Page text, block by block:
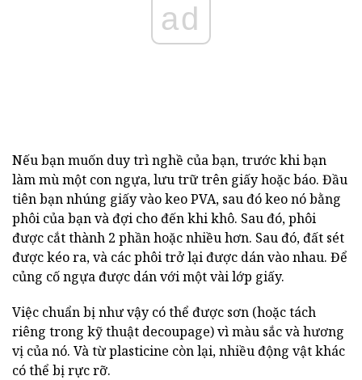
ad
Nếu bạn muốn duy trì nghề của bạn, trước khi bạn
làm mù một con ngựa, lưu trữ trên giấy hoặc báo. Đầu
tiên bạn nhúng giấy vào keo PVA, sau đó keo nó bằng
phôi của bạn và đợi cho đến khi khô. Sau đó, phôi
được cắt thành 2 phần hoặc nhiều hơn. Sau đó, đất sét
được kéo ra, và các phôi trở lại được dán vào nhau. Để
củng cố ngựa được dán với một vài lớp giấy.
Việc chuẩn bị như vậy có thể được sơn (hoặc tách
riêng trong kỹ thuật decoupage) vì màu sắc và hương
vị của nó. Và từ plasticine còn lại, nhiều động vật khác
có thể bị rực rỡ.